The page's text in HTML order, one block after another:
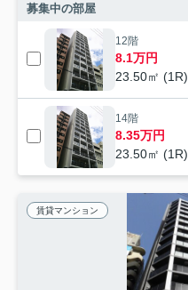
募集中の部屋
12階
8.1万円
23.50㎡ (1R)
14階
8.35万円
23.50㎡ (1R)
賃貸マンション